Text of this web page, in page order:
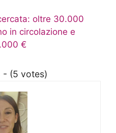
oltre 30.000
in circolazione e
€
- (5 votes)